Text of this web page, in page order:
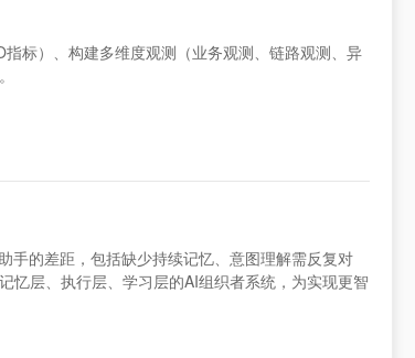
标）、构建多维度观测（业务观测、链路观测、异
手的差距，包括缺少持续记忆、意图理解需反复对
忆层、执行层、学习层的AI组织者系统，为实现更智